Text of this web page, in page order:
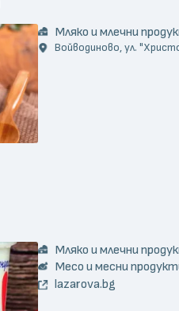
Мляко и млечни
Войводиново, ул.
Мляко и млечни
Месо и месни
lazarova.bg